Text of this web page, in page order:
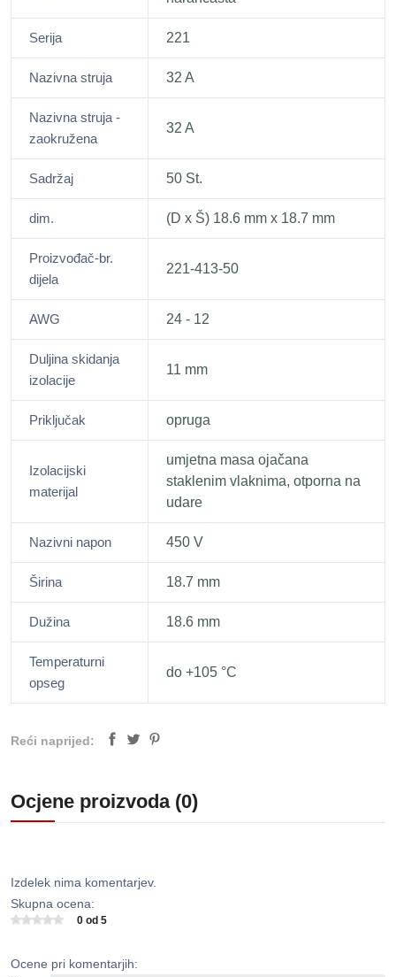
Serija 221
Nazivna struja 32 A
Nazivna struja -
zaokružena
32 A
Sadržaj 50 St.
dim. (D x Š) 18.6 mm x 18.7 mm
Proizvođač-br.
dijela
221-413-50
AWG 24 - 12
Duljina skidanja
izolacije
11 mm
Priključak opruga
Izolacijski
materijal
umjetna masa ojačana
staklenim vlaknima, otporna na
udare
Nazivni napon 450 V
Širina 18.7 mm
Dužina 18.6 mm
Temperaturni
opseg
do +105 °C
Reći naprijed:
Ocjene proizvoda (0)
Izdelek nima komentarjev.
Skupna ocena:
0 od 5
Ocene pri komentarjih: